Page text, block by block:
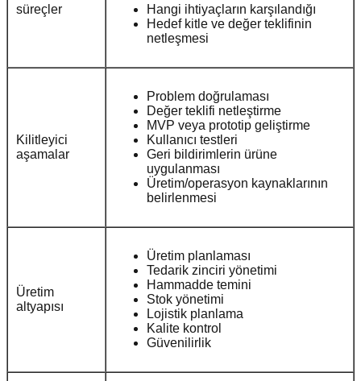
süreçler
Hangi ihtiyaçların karşılandığı
Hedef kitle ve değer teklifinin
netleşmesi
Kilitleyici
aşamalar
Problem doğrulaması
Değer teklifi netleştirme
MVP veya prototip geliştirme
Kullanıcı testleri
Geri bildirimlerin ürüne
uygulanması
Üretim/operasyon kaynaklarının
belirlenmesi
Üretim
altyapısı
Üretim planlaması
Tedarik zinciri yönetimi
Hammadde temini
Stok yönetimi
Lojistik planlama
Kalite kontrol
Güvenilirlik